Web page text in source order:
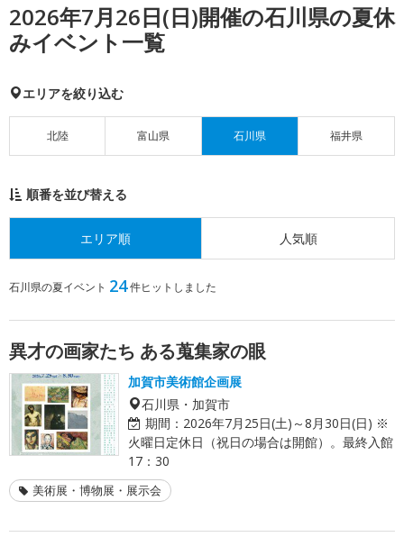
2026年7月26日(日)開催の石川県の夏休
みイベント一覧
エリアを絞り込む
北陸 富山県 石川県 福井県
順番を並び替える
エリア順 人気順
石川県の夏イベント 24件ヒットしました
異才の画家たち ある蒐集家の眼
加賀市美術館企画展
石川県・加賀市
期間： 2026年7月25日(土)～8月30日(日) ※
火曜日定休日（祝日の場合は開館）。最終入館
17：30
美術展・博物展・展示会